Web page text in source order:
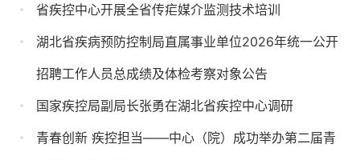
省疾控中心开展全省传疟媒介监测技术培训
湖北省疾病预防控制局直属事业单位2026年统一公开
招聘工作人员总成绩及体检考察对象公告
国家疾控局副局长张勇在湖北省疾控中心调研
青春创新 疾控担当——中心（院）成功举办第二届青